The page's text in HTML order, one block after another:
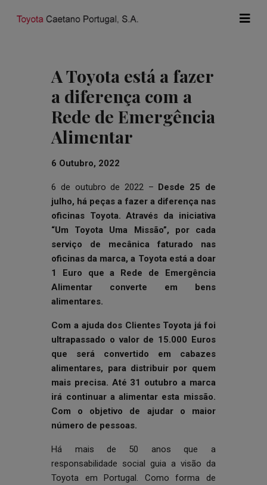
A Toyota está a fazer
a diferença com a
Rede de Emergência
Alimentar
6 Outubro, 2022
6 de outubro de 2022 – Desde 25 de
julho, há peças a fazer a diferença nas
oficinas Toyota. Através da iniciativa
“Um Toyota Uma Missão”, por cada
serviço de mecânica faturado nas
oficinas da marca, a Toyota está a doar
1 Euro que a Rede de Emergência
Alimentar converte em bens
alimentares.
Com a ajuda dos Clientes Toyota já foi
ultrapassado o valor de 15.000 Euros
que será convertido em cabazes
alimentares, para distribuir por quem
mais precisa. Até 31 outubro a marca
irá continuar a alimentar esta missão.
Com o objetivo de ajudar o maior
número de pessoas.
Há mais de 50 anos que a
responsabilidade social guia a visão da
Toyota em Portugal. Como forma de